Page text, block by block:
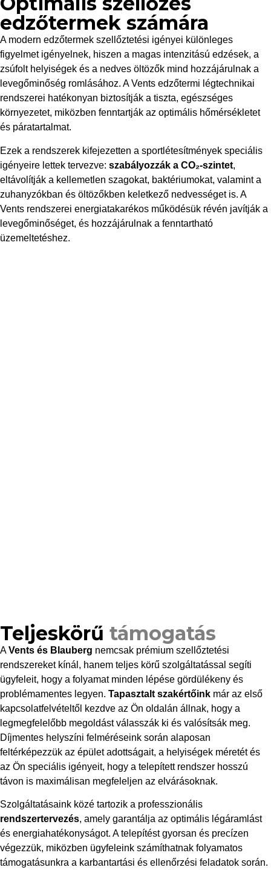
edzőtermek számára
A modern edzőtermek szellőztetési igényei különleges
figyelmet igényelnek, hiszen a magas intenzitású edzések, a
zsúfolt helyiségek és a nedves öltözők mind hozzájárulnak a
levegőminőség romlásához. A Vents edzőtermi légtechnikai
rendszerei hatékonyan biztosítják a tiszta, egészséges
környezetet, miközben fenntartják az optimális hőmérsékletet
és páratartalmat.
Ezek a rendszerek kifejezetten a sportlétesítmények speciális
igényeire lettek tervezve: szabályozzák a CO₂-szintet,
eltávolítják a kellemetlen szagokat, baktériumokat, valamint a
zuhanyzókban és öltözőkben keletkező nedvességet is. A
Vents rendszerei energiatakarékos működésük révén javítják a
levegőminőséget, és hozzájárulnak a fenntartható
üzemeltetéshez.
Teljeskörű támogatás
AVents és Blauberg nemcsak prémium szellőztetési
rendszereket kínál, hanem teljes körű szolgáltatással segíti
ügyfeleit, hogy a folyamat minden lépése gördülékeny és
problémamentes legyen. Tapasztalt szakértőink már az első
kapcsolatfelvételtől kezdve az Ön oldalán állnak, hogy a
legmegfelelőbb megoldást válasszák ki és valósítsák meg.
Díjmentes helyszíni felméréseink során alaposan
feltérképezzük az épület adottságait, a helyiségek méretét és
az Ön speciális igényeit, hogy a telepített rendszer hosszú
távon is maximálisan megfeleljen az elvárásoknak.
Szolgáltatásaink közé tartozik a professzionális
rendszertervezés, amely garantálja az optimális légáramlást
és energiahatékonyságot. A telepítést gyorsan és precízen
végezzük, miközben ügyfeleink számíthatnak folyamatos
támogatásunkra a karbantartási és ellenőrzési feladatok során.